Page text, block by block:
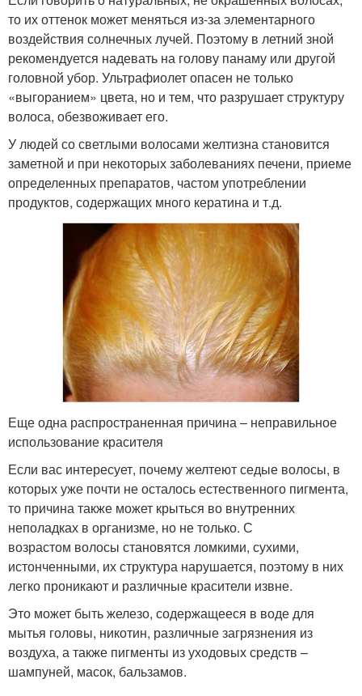
то их оттенок может меняться из-за элементарного
воздействия солнечных лучей. Поэтому в летний зной
рекомендуется надевать на голову панаму или другой
головной убор. Ультрафиолет опасен не только
«выгоранием» цвета, но и тем, что разрушает структуру
волоса, обезвоживает его.
У людей со светлыми волосами желтизна становится
заметной и при некоторых заболеваниях печени, приеме
определенных препаратов, частом употреблении
продуктов, содержащих много кератина и т.д.
Еще одна распространенная причина – неправильное
использование красителя
Если вас интересует, почему желтеют седые волосы, в
которых уже почти не осталось естественного пигмента,
то причина также может крыться во внутренних
неполадках в организме, но не только. С
возрастом волосы становятся ломкими, сухими,
истонченными, их структура нарушается, поэтому в них
легко проникают и различные красители извне.
Это может быть железо, содержащееся в воде для
мытья головы, никотин, различные загрязнения из
воздуха, а также пигменты из уходовых средств –
шампуней, масок, бальзамов.